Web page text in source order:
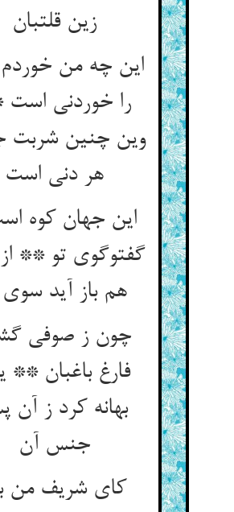
زین قلتبان‏
این چه من
را خوردنی
وین چنین شربت
هر دنی است‏
این جهان کوه
گفت‏وگوی تو **
هم باز آید سوی
چون ز صوفی
فارغ باغبان **
بهانه کرد ز آن
جنس آن‏
کای شریف من